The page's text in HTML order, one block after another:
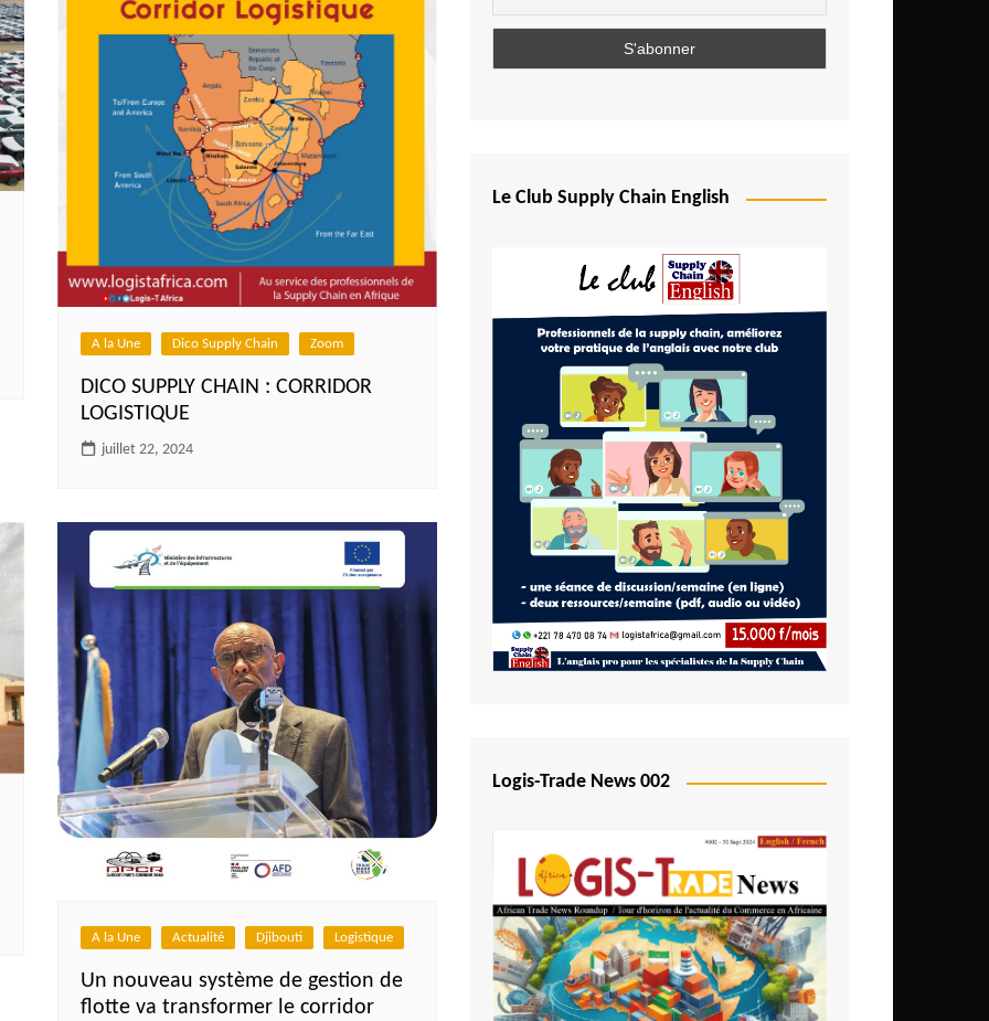
A la Une Dico Supply Chain Zoom
DICO SUPPLY CHAIN : CORRIDOR
LOGISTIQUE
juillet 22, 2024
A la Une Actualité Djibouti Logistique
Un nouveau système de gestion de
flotte va transformer le corridor
Le Club Supply Chain English
Logis-Trade News 002